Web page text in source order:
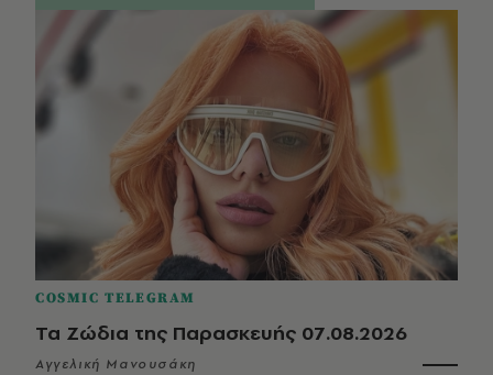
COSMIC TELEGRAM
Τα Ζώδια της Παρασκευής 07.08.2026
Αγγελική Μανουσάκη